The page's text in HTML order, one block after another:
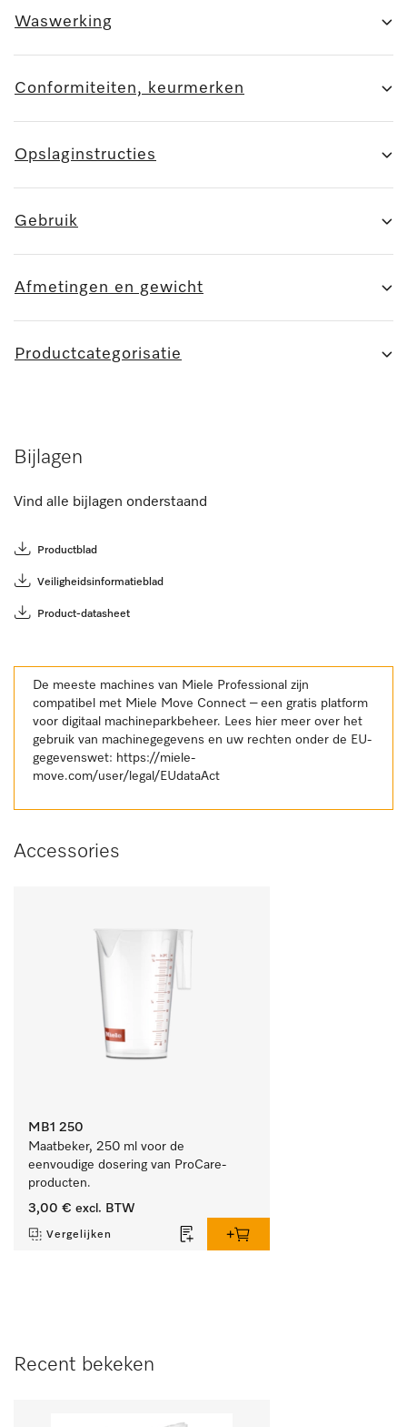
Waswerking
Conformiteiten, keurmerken
Opslaginstructies
Gebruik
Afmetingen en gewicht
Productcategorisatie
Bijlagen
Vind alle bijlagen onderstaand
Productblad
Veiligheidsinformatieblad
Product-datasheet
De meeste machines van Miele Professional zijn
compatibel met Miele Move Connect – een gratis platform
voor digitaal machineparkbeheer. Lees hier meer over het
gebruik van machinegegevens en uw rechten onder de EU-
gegevenswet: https://miele-
move.com/user/legal/EUdataAct
Accessories
MB1 250
Maatbeker, 250 ml voor de
eenvoudige dosering van ProCare-
producten.
3,00 € excl. BTW
Vergelijken
Recent bekeken